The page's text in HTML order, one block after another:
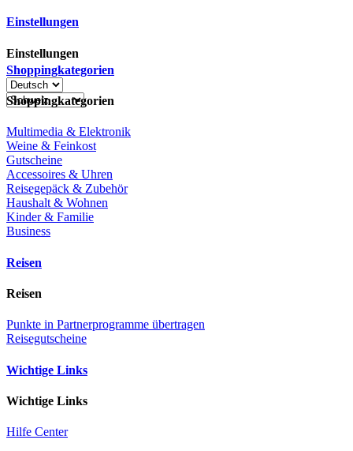
Einstellungen
Einstellungen
Shoppingkategorien
Shoppingkategorien
Multimedia & Elektronik
Weine & Feinkost
Gutscheine
Accessoires & Uhren
Reisegepäck & Zubehör
Haushalt & Wohnen
Kinder & Familie
Business
Reisen
Reisen
Punkte in Partnerprogramme übertragen
Reisegutscheine
Wichtige Links
Wichtige Links
Hilfe Center